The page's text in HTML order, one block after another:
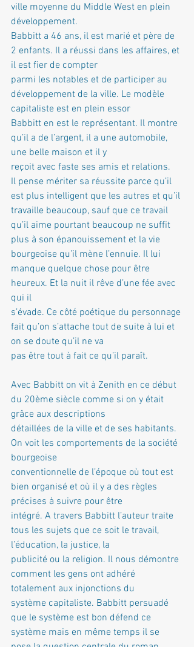
ville moyenne du Middle West en plein
développement.
Babbitt a 46 ans, il est marié et père de
2 enfants. Il a réussi dans les affaires, et
il est fier de compter
parmi les notables et de participer au
développement de la ville. Le modèle
capitaliste est en plein essor
Babbitt en est le représentant. Il montre
qu’il a de l’argent, il a une automobile,
une belle maison et il y
reçoit avec faste ses amis et relations.
Il pense mériter sa réussite parce qu’il
est plus intelligent que les autres et qu’il
travaille beaucoup, sauf que ce travail
qu’il aime pourtant beaucoup ne suffit
plus à son épanouissement et la vie
bourgeoise qu’il mène l’ennuie. Il lui
manque quelque chose pour être
heureux. Et la nuit il rêve d’une fée avec
qui il
s’évade. Ce côté poétique du personnage
fait qu’on s’attache tout de suite à lui et
on se doute qu’il ne va
pas être tout à fait ce qu’il paraît.
Avec Babbitt on vit à Zenith en ce début
du 20ème siècle comme si on y était
grâce aux descriptions
détaillées de la ville et de ses habitants.
On voit les comportements de la société
bourgeoise
conventionnelle de l’époque où tout est
bien organisé et où il y a des règles
précises à suivre pour être
intégré. A travers Babbitt l’auteur traite
tous les sujets que ce soit le travail,
l’éducation, la justice, la
publicité ou la religion. Il nous démontre
comment les gens ont adhéré
totalement aux injonctions du
système capitaliste. Babbitt persuadé
que le système est bon défend ce
système mais en même temps il se